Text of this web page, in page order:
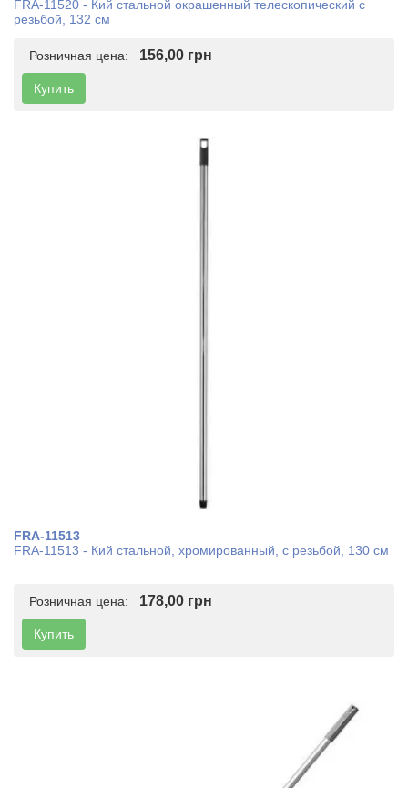
FRA-11520 - Кий стальной окрашенный телескопический с
резьбой, 132 см
Розничная цена: 156,00 грн
Купить
FRA-11513
FRA-11513 - Кий стальной, хромированный, с резьбой, 130 см
Розничная цена: 178,00 грн
Купить